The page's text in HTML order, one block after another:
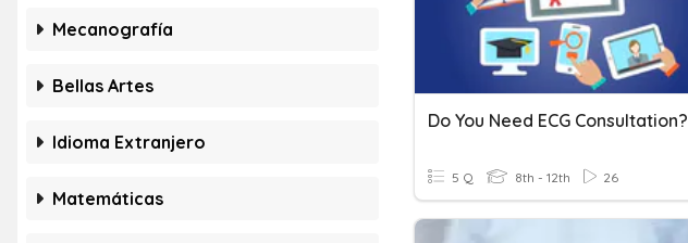
Mecanografía
Bellas Artes
Idioma Extranjero
Matemáticas
Do You Need ECG Consultation?
5 Q 8th - 12th 26